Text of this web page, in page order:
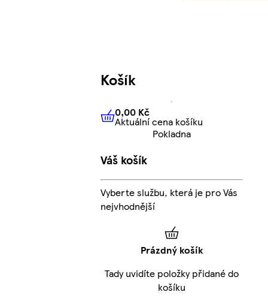
Košík
0,00 KčAktuální cena košíku
0,00 Kč
Aktuální cena košíku
Pokladna
Váš košík
Vyberte službu, která je pro Vás
nejvhodnější
Prázdný košík
Tady uvidíte položky přidané do
košíku